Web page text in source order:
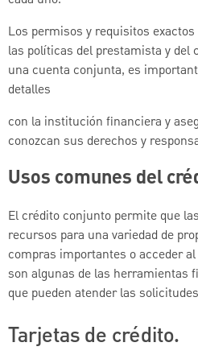
Los permisos y requisitos
las políticas del prestamista y del
una cuenta conjunta, es
detalles
con la institución financiera y
conozcan sus derechos y
Usos comunes del
El crédito conjunto permite que
recursos para una variedad de
compras importantes o acceder
son algunas de las herramientas
que pueden atender las
Tarjetas de crédito.